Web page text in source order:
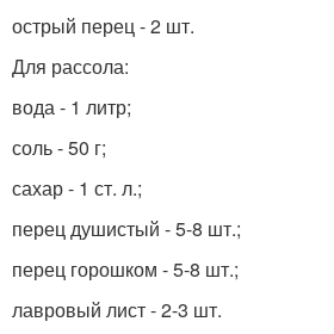
острый перец - 2 шт.
Для рассола:
вода - 1 литр;
соль - 50 г;
сахар - 1 ст. л.;
перец душистый - 5-8 шт.;
перец горошком - 5-8 шт.;
лавровый лист - 2-3 шт.